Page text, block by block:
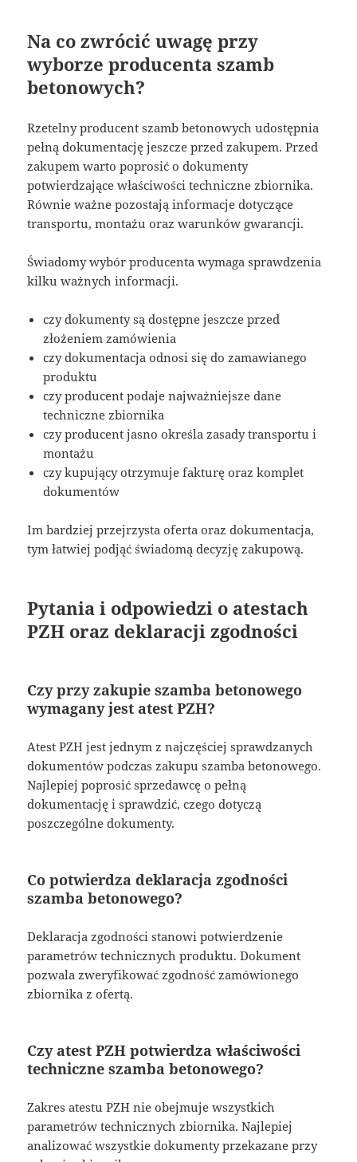
Na co zwrócić uwagę przy
wyborze producenta szamb
betonowych?
Rzetelny producent szamb betonowych udostępnia
pełną dokumentację jeszcze przed zakupem. Przed
zakupem warto poprosić o dokumenty
potwierdzające właściwości techniczne zbiornika.
Równie ważne pozostają informacje dotyczące
transportu, montażu oraz warunków gwarancji.
Świadomy wybór producenta wymaga sprawdzenia
kilku ważnych informacji.
czy dokumenty są dostępne jeszcze przed
złożeniem zamówienia
czy dokumentacja odnosi się do zamawianego
produktu
czy producent podaje najważniejsze dane
techniczne zbiornika
czy producent jasno określa zasady transportu i
montażu
czy kupujący otrzymuje fakturę oraz komplet
dokumentów
Im bardziej przejrzysta oferta oraz dokumentacja,
tym łatwiej podjąć świadomą decyzję zakupową.
Pytania i odpowiedzi o atestach
PZH oraz deklaracji zgodności
Czy przy zakupie szamba betonowego
wymagany jest atest PZH?
Atest PZH jest jednym z najczęściej sprawdzanych
dokumentów podczas zakupu szamba betonowego.
Najlepiej poprosić sprzedawcę o pełną
dokumentację i sprawdzić, czego dotyczą
poszczególne dokumenty.
Co potwierdza deklaracja zgodności
szamba betonowego?
Deklaracja zgodności stanowi potwierdzenie
parametrów technicznych produktu. Dokument
pozwala zweryfikować zgodność zamówionego
zbiornika z ofertą.
Czy atest PZH potwierdza właściwości
techniczne szamba betonowego?
Zakres atestu PZH nie obejmuje wszystkich
parametrów technicznych zbiornika. Najlepiej
analizować wszystkie dokumenty przekazane przy